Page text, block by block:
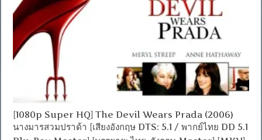
[1080p Super HQ] The Devil Wears Prada (2006)
นางมารสวมปราด้า [เสียงอังกฤษ DTS: 5.1 / พากย์ไทย DD 5.1